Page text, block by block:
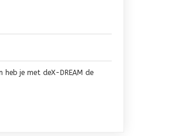
je met deX-DREAM de